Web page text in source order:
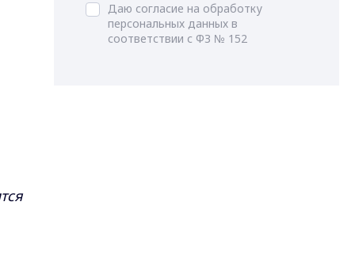
Даю согласие на обработку
персональных данных в
соответствии с ФЗ № 152